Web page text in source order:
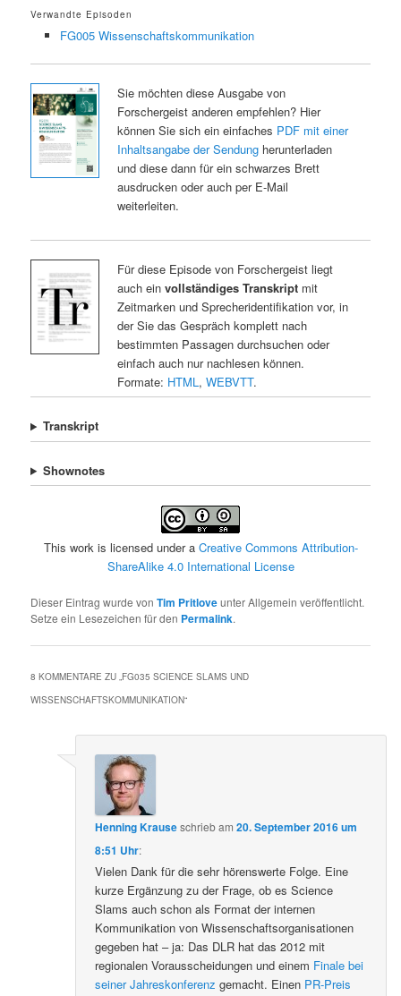
Verwandte Episoden
FG005 Wissenschaftskommunikation
Sie möchten diese Ausgabe von
Forschergeist anderen empfehlen? Hier
können Sie sich ein einfaches PDF mit einer
Inhaltsangabe der Sendungherunterladen
und diese dann für ein schwarzes Brett
ausdrucken oder auch per E-Mail
weiterleiten.
Für diese Episode von Forschergeist liegt
auch ein vollständiges Transkriptmit
Zeitmarken und Sprecheridentifikation vor, in
der Sie das Gespräch komplett nach
bestimmten Passagen durchsuchen oder
einfach auch nur nachlesen können.
Formate: HTML , WEBVTT.
Transkript
Shownotes
This work is licensed under a Creative Commons Attribution-
ShareAlike 4.0 International License
Dieser Eintrag wurde vonTim Pritloveunter Allgemein veröffentlicht.
Setze ein Lesezeichen für den Permalink.
8 KOMMENTARE ZU „FG035 SCIENCE SLAMS UND
WISSENSCHAFTSKOMMUNIKATION“
Henning Krauseschriebam20. September 2016 um
8:51 Uhr:
Vielen Dank für die sehr hörenswerte Folge. Eine
kurze Ergänzung zu der Frage, ob es Science
Slams auch schon als Format der internen
Kommunikation von Wissenschaftsorganisationen
gegeben hat – ja: Das DLR hat das 2012 mit
regionalen Vorausscheidungen und einem Finale bei
seiner Jahreskonferenz gemacht. Einen PR-Preis